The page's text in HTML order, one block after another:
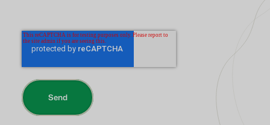
Opdag de uendelige muligheder på Booking Experts-
platformen.
For ferieparker